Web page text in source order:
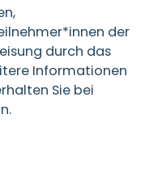
der
durch das
Informationen
Sie bei